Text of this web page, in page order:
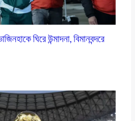
ঘিরে উন্মাদনা, বিমানবন্দরে